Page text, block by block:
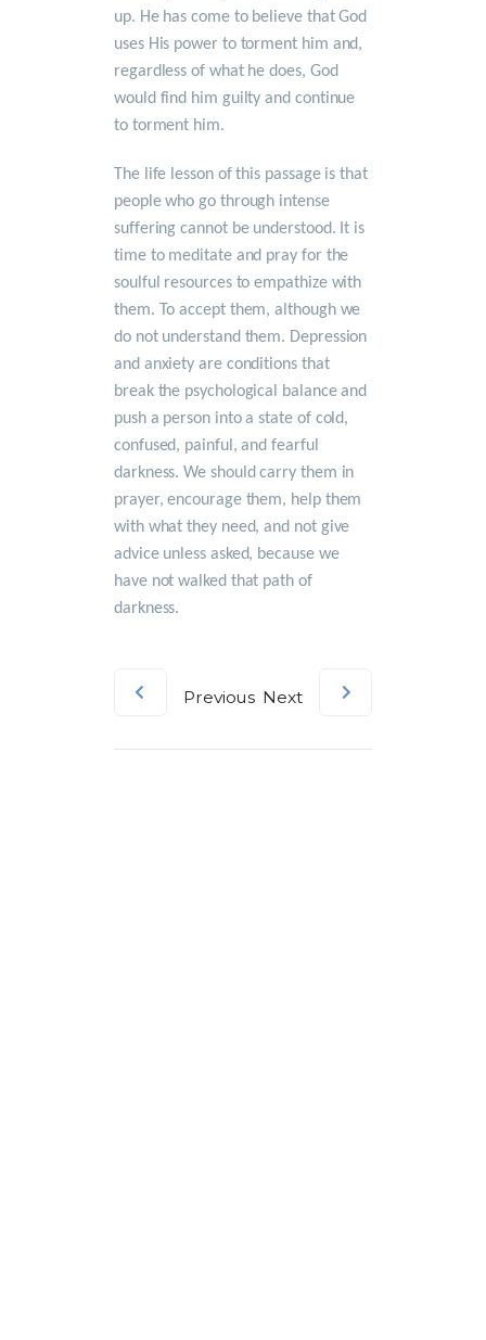
up. He has come to believe that God
uses His power to torment him and,
regardless of what he does, God
would find him guilty and continue
to torment him.
The life lesson of this passage is that
people who go through intense
suffering cannot be understood. It is
time to meditate and pray for the
soulful resources to empathize with
them. To accept them, although we
do not understand them. Depression
and anxiety are conditions that
break the psychological balance and
push a person into a state of cold,
confused, painful, and fearful
darkness. We should carry them in
prayer, encourage them, help them
with what they need, and not give
advice unless asked, because we
have not walked that path of
darkness.
Previous Next